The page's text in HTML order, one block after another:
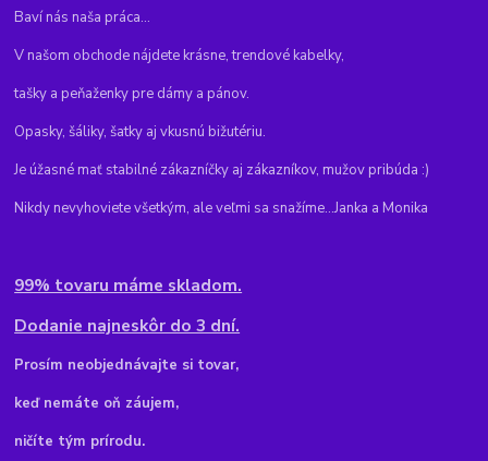
Baví nás naša práca...
V našom obchode nájdete krásne, trendové kabelky,
tašky a peňaženky pre dámy a pánov.
Opasky, šáliky, šatky aj vkusnú bižutériu.
Je úžasné mať stabilné zákazníčky aj zákazníkov, mužov pribúda :)
Nikdy nevyhoviete všetkým, ale veľmi sa snažíme...Janka a Monika
99% tovaru máme skladom.
Dodanie najneskôr do 3 dní.
Prosím neobjednávajte si tovar,
keď nemáte oň záujem,
ničíte tým prírodu.